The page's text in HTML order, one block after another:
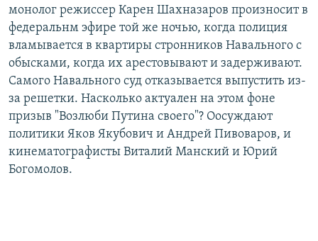
монолог режиссер Карен Шахназаров произносит в
федеральнм эфире той же ночью, когда полиция
вламывается в квартиры стронников Навального с
обысками, когда их арестовывают и задерживают.
Самого Навального суд отказывается выпустить из-
за решетки. Насколько актуален на этом фоне
призыв "Возлюби Путина своего"? Оосуждают
политики Яков Якубович и Андрей Пивоваров, и
кинематографисты Виталий Манский и Юрий
Богомолов.